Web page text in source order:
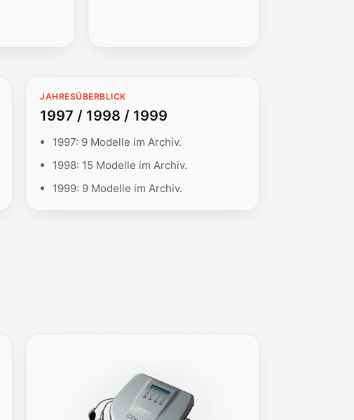
JAHRESÜBERBLICK
1997 / 1998 / 1999
1997: 9 Modelle im Archiv.
1998: 15 Modelle im Archiv.
1999: 9 Modelle im Archiv.